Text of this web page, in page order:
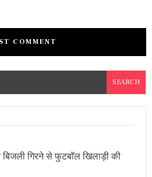
गिरने से फुटबॉल खिलाड़ी की